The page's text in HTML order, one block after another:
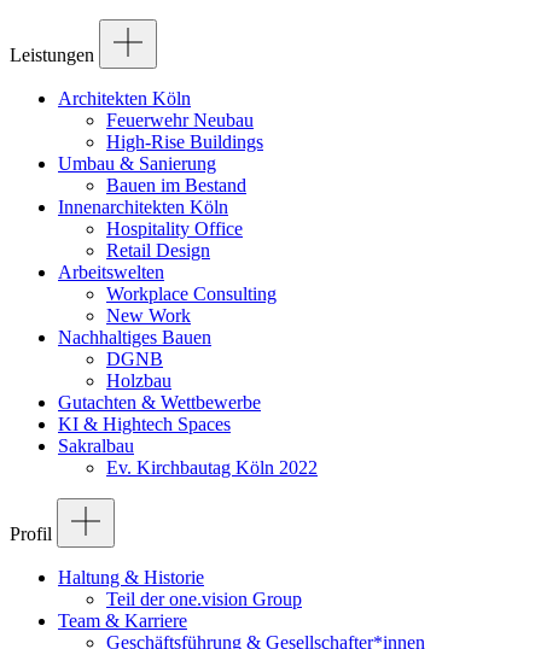
Leistungen
Architekten Köln
Feuerwehr Neubau
High-Rise Buildings
Umbau & Sanierung
Bauen im Bestand
Innenarchitekten Köln
Hospitality Office
Retail Design
Arbeitswelten
Workplace Consulting
New Work
Nachhaltiges Bauen
DGNB
Holzbau
Gutachten & Wettbewerbe
KI & Hightech Spaces
Sakralbau
Ev. Kirchbautag Köln 2022
Profil
Haltung & Historie
Teil der one.vision Group
Team & Karriere
Geschäftsführung & Gesellschafter*innen